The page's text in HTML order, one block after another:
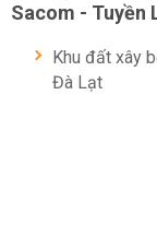
Sacom - Tuyền
Khu đất xây
Đà Lạt